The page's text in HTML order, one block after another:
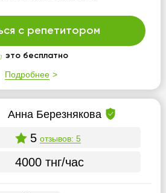
с репетитором
это бесплатно
Подробнее
Анна Березнякова
5 отзывов: 5
4000 тнг/час